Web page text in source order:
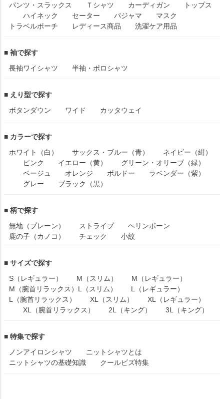
パンツ・スラックス
Ｔシャツ カーディガン
トップス
ハイネック
セーター パジャマ
マスク
トラベルポーチ
レディース商品 洗濯ケア用品
■ 袖で探す
長袖ワイシャツ
半袖・ポロシャツ
■ えり型で探す
ボタンダウン
ワイド カッタウェイ
■ カラーで探す
ホワイト（白）
サックス・ブルー（青）
ネイビー（紺）
ピンク
イエロー（黄）
グリーン・オリーブ（緑）
ベージュ
オレンジ ボルドー
ラベンダー（紫）
グレー
ブラック（黒）
■ 柄で探す
無地（プレーン）
ストライプ
ヘリンボーン
鹿の子（カノコ）
チェック 小紋
■ サイズで探す
S（レギュラー）
M（スリム）
M（レギュラー）
M（腕首リラックス） L（スリム）
L（レギュラー）
L（腕首リラックス）
XL（スリム）
XL（レギュラー）
XL（腕首リラックス）
2L（キング） 3L（キング）
■ 特集で探す
ノンアイロンシャツ
ニットシャツとは
ニットシャツの基礎知識
クールビズ特集